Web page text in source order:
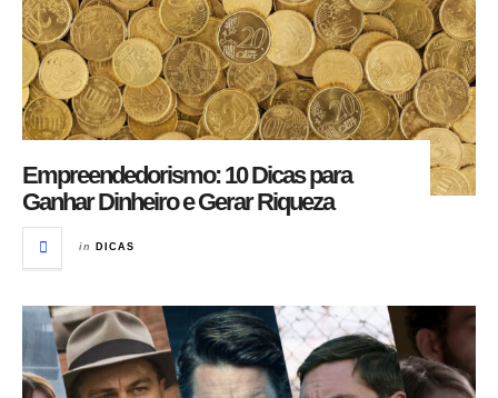
Empreendedorismo: 10 Dicas para
Ganhar Dinheiro e Gerar Riqueza
in DICAS